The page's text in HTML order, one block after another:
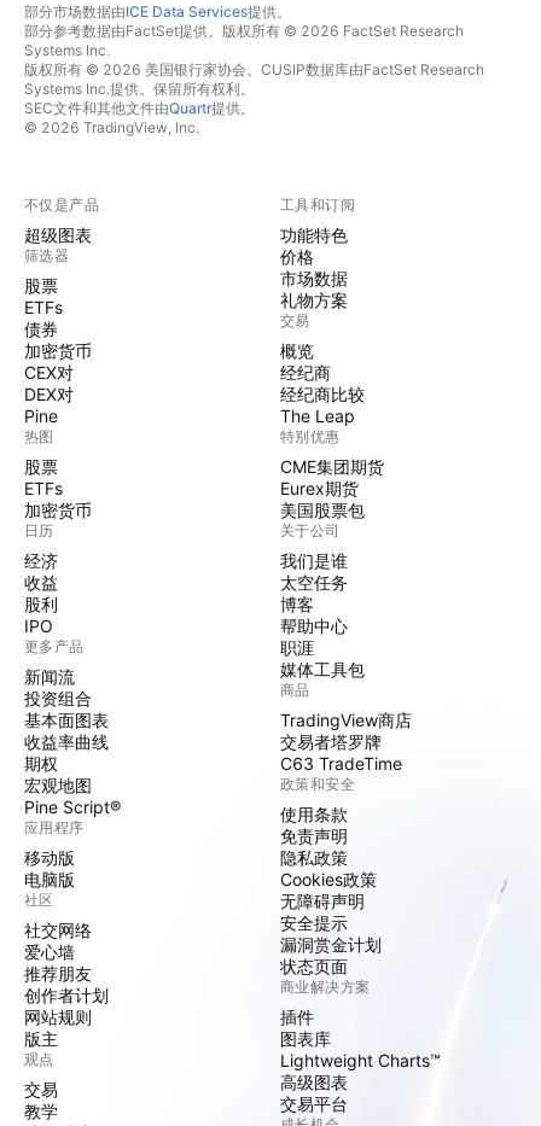
部分市场数据由ICE Data Services提供。
部分参考数据由FactSet提供。版权所有 © 2026 FactSet Research
Systems Inc.
版权所有 © 2026 美国银行家协会。CUSIP数据库由FactSet Research
Systems Inc.提供。保留所有权利。
SEC文件和其他文件由Quartr提供。
© 2026 TradingView, Inc.
不仅是产品
超级图表
筛选器
股票
ETFs
债券
加密货币
CEX对
DEX对
Pine
热图
股票
ETFs
加密货币
日历
经济
收益
股利
IPO
更多产品
新闻流
投资组合
基本面图表
收益率曲线
期权
宏观地图
Pine Script®
应用程序
移动版
电脑版
社区
社交网络
爱心墙
推荐朋友
创作者计划
网站规则
版主
观点
交易
教学
工具和订阅
功能特色
价格
市场数据
礼物方案
交易
概览
经纪商
经纪商比较
The Leap
特别优惠
CME集团期货
Eurex期货
美国股票包
关于公司
我们是谁
太空任务
博客
帮助中心
职涯
媒体工具包
商品
TradingView商店
交易者塔罗牌
C63 TradeTime
政策和安全
使用条款
免责声明
隐私政策
Cookies政策
无障碍声明
安全提示
漏洞赏金计划
状态页面
商业解决方案
插件
图表库
Lightweight Charts™
高级图表
交易平台